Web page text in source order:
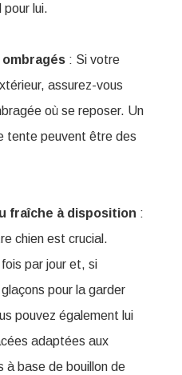
pour lui.
: Si votre
assurez-vous
où se reposer. Un
tente peuvent être des
fraîche à disposition :
chien est crucial.
par jour et, si
pour la garder
pouvez également lui
adaptées aux
à base de bouillon de